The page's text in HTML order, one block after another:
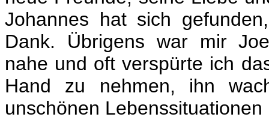
Johannes hat sich
Dank. Übrigens war mir
nahe und oft verspürte ich
Hand zu nehmen, ihn
unschönen